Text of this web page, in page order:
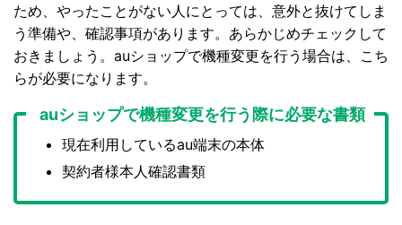
ため、やったことがない人にとっては、意外と抜けてしま
う準備や、確認事項があります。あらかじめチェックして
おきましょう。auショップで機種変更を行う場合は、こち
らが必要になります。
auショップで機種変更を行う際に必要な書類
現在利用しているau端末の本体
契約者様本人確認書類